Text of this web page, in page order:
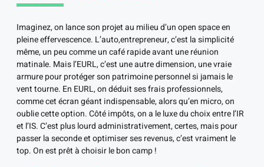
Imaginez, on lance son projet au milieu d’un open space en
pleine effervescence. L’auto,entrepreneur, c’est la simplicité
même, un peu comme un café rapide avant une réunion
matinale. Mais l’EURL, c’est une autre dimension, une vraie
armure pour protéger son patrimoine personnel si jamais le
vent tourne. En EURL, on déduit ses frais professionnels,
comme cet écran géant indispensable, alors qu’en micro, on
oublie cette option. Côté impôts, on a le luxe du choix entre l’IR
et l’IS. C’est plus lourd administrativement, certes, mais pour
passer la seconde et optimiser ses revenus, c’est vraiment le
top. On est prêt à choisir le bon camp !